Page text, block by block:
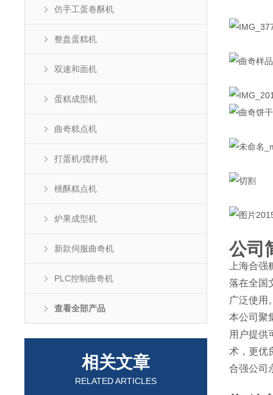
仿手工蛋卷酥机
整盘蛋糕机
双速和面机
蛋糕成型机
曲奇糕点机
打蛋机/搅拌机
桃酥糕点机
炉果成型机
新款伺服曲奇机
PLC控制曲奇机
查看全部产品
相关文章
RELATED ARTICLES
公司
上海合
落在全国
广泛使用
本公司聚
用户提供
术，更优
合强公司